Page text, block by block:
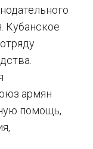
Кубанское
армян
помощь,